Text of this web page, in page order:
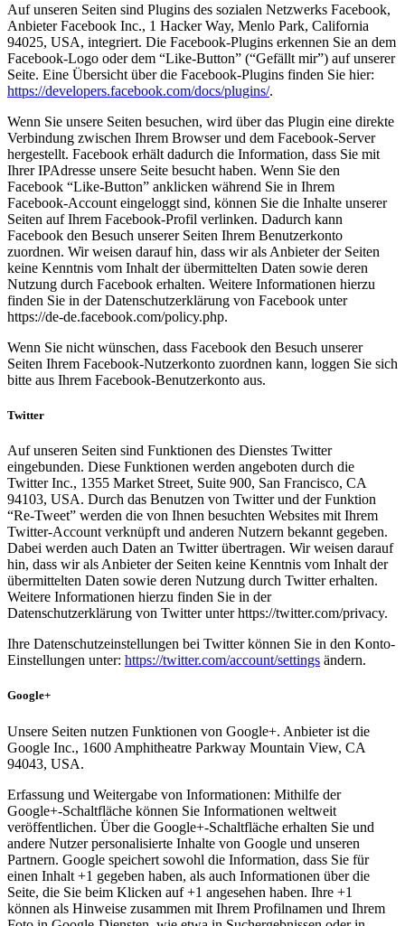
Auf unseren Seiten sind Plugins des sozialen Netzwerks Facebook,
Anbieter Facebook Inc., 1 Hacker Way, Menlo Park, California
94025, USA, integriert. Die Facebook-Plugins erkennen Sie an dem
Facebook-Logo oder dem “Like-Button” (“Gefällt mir”) auf unserer
Seite. Eine Übersicht über die Facebook-Plugins finden Sie hier:
https://developers.facebook.com/docs/plugins/.
Wenn Sie unsere Seiten besuchen, wird über das Plugin eine direkte
Verbindung zwischen Ihrem Browser und dem Facebook-Server
hergestellt. Facebook erhält dadurch die Information, dass Sie mit
Ihrer IPAdresse unsere Seite besucht haben. Wenn Sie den
Facebook “Like-Button” anklicken während Sie in Ihrem
Facebook-Account eingeloggt sind, können Sie die Inhalte unserer
Seiten auf Ihrem Facebook-Profil verlinken. Dadurch kann
Facebook den Besuch unserer Seiten Ihrem Benutzerkonto
zuordnen. Wir weisen darauf hin, dass wir als Anbieter der Seiten
keine Kenntnis vom Inhalt der übermittelten Daten sowie deren
Nutzung durch Facebook erhalten. Weitere Informationen hierzu
finden Sie in der Datenschutzerklärung von Facebook unter
https://de-de.facebook.com/policy.php.
Wenn Sie nicht wünschen, dass Facebook den Besuch unserer
Seiten Ihrem Facebook-Nutzerkonto zuordnen kann, loggen Sie sich
bitte aus Ihrem Facebook-Benutzerkonto aus.
Twitter
Auf unseren Seiten sind Funktionen des Dienstes Twitter
eingebunden. Diese Funktionen werden angeboten durch die
Twitter Inc., 1355 Market Street, Suite 900, San Francisco, CA
94103, USA. Durch das Benutzen von Twitter und der Funktion
“Re-Tweet” werden die von Ihnen besuchten Websites mit Ihrem
Twitter-Account verknüpft und anderen Nutzern bekannt gegeben.
Dabei werden auch Daten an Twitter übertragen. Wir weisen darauf
hin, dass wir als Anbieter der Seiten keine Kenntnis vom Inhalt der
übermittelten Daten sowie deren Nutzung durch Twitter erhalten.
Weitere Informationen hierzu finden Sie in der
Datenschutzerklärung von Twitter unter https://twitter.com/privacy.
Ihre Datenschutzeinstellungen bei Twitter können Sie in den Konto-
Einstellungen unter: https://twitter.com/account/settings ändern.
Google+
Unsere Seiten nutzen Funktionen von Google+. Anbieter ist die
Google Inc., 1600 Amphitheatre Parkway Mountain View, CA
94043, USA.
Erfassung und Weitergabe von Informationen: Mithilfe der
Google+-Schaltfläche können Sie Informationen weltweit
veröffentlichen. Über die Google+-Schaltfläche erhalten Sie und
andere Nutzer personalisierte Inhalte von Google und unseren
Partnern. Google speichert sowohl die Information, dass Sie für
einen Inhalt +1 gegeben haben, als auch Informationen über die
Seite, die Sie beim Klicken auf +1 angesehen haben. Ihre +1
können als Hinweise zusammen mit Ihrem Profilnamen und Ihrem